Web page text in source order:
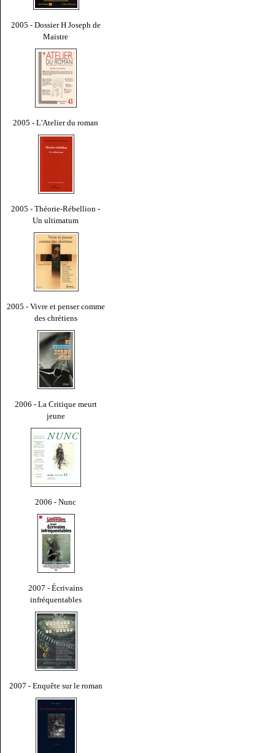
2005 - Dossier H Joseph de
Maistre
2005 - L'Atelier du roman
2005 - Théorie-Rébellion -
Un ultimatum
2005 - Vivre et penser comme
des chrétiens
2006 - La Critique meurt
jeune
2006 - Nunc
2007 - Écrivains
infréquentables
2007 - Enquête sur le roman